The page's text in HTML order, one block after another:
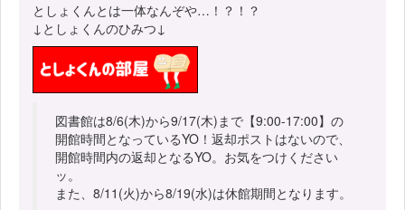
としょくんとは一体なんぞや…！？！？
↓としょくんのひみつ↓
図書館は8/6(木)から9/17(木)まで【9:00-17:00】の
開館時間となっているYO！返却ポストはないので、
開館時間内の返却となるYO。お気をつけください
ッ。
また、8/11(火)から8/19(水)は休館期間となります。